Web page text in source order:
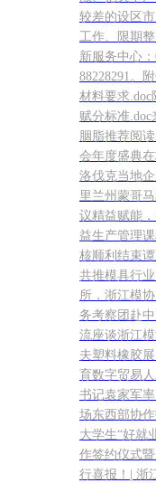
较差的设区
工作、限期
新服务中心
88228291。
材料要求
赋分标准
胭脂推荐阅
会年度盛典
洛伐克当地
里兰州蒙哥
议精益赋能
益生产管理
核顺利结束
共推模具行
所，浙江模
务考察团赴
流座谈浙江
夫塑料橡胶
育数字贸易
书记袁家军
场东西部协
大学生“好就
作签约仪式
行喜报！| 浙